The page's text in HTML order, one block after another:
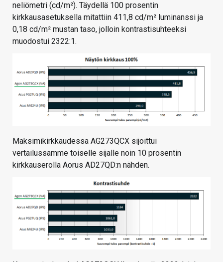
neliömetri (cd/m²). Täydellä 100 prosentin
kirkkausasetuksella mitattiin 411,8 cd/m² luminanssi ja
0,18 cd/m² mustan taso, jolloin kontrastisuhteeksi
muodostui 2322:1.
Maksimikirkkaudessa AG273QCX sijoittui
vertailussamme toiselle sijalle noin 10 prosentin
kirkkauserolla Aorus AD27QD:n nähden.